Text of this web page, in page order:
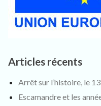
Articles récents
Arrêt sur l’histoire, le
Escamandre et les